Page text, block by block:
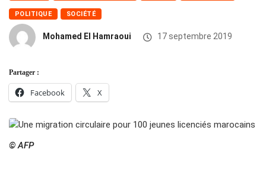
POLITIQUE SOCIÉTÉ
Mohamed El Hamraoui 17 septembre 2019
Partager :
Facebook X
© AFP